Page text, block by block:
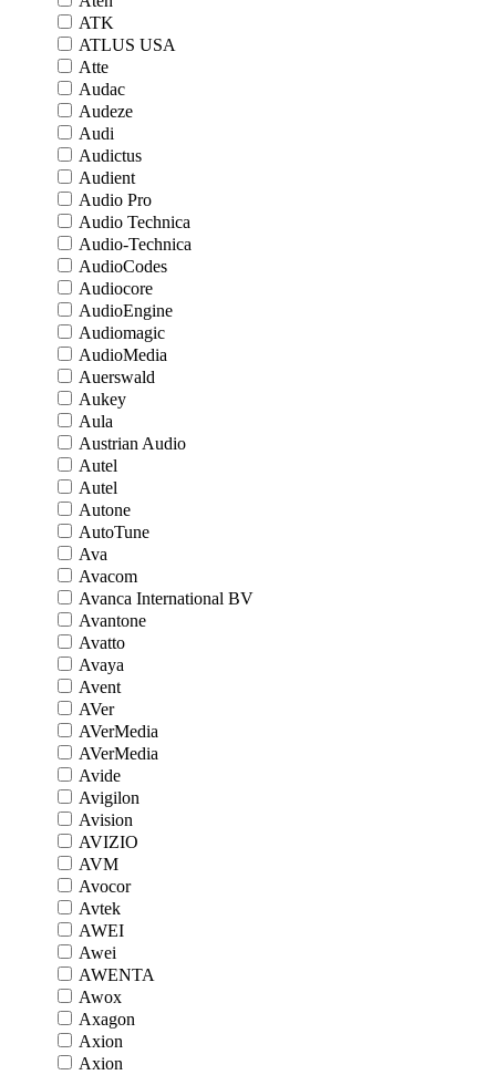
ATK
ATLUS USA
Atte
Audac
Audeze
Audi
Audictus
Audient
Audio Pro
Audio Technica
Audio-Technica
AudioCodes
Audiocore
AudioEngine
Audiomagic
AudioMedia
Auerswald
Aukey
Aula
Austrian Audio
Autel
Autel
Autone
AutoTune
Ava
Avacom
Avanca International BV
Avantone
Avatto
Avaya
Avent
AVer
AVerMedia
AVerMedia
Avide
Avigilon
Avision
AVIZIO
AVM
Avocor
Avtek
AWEI
Awei
AWENTA
Awox
Axagon
Axion
Axion